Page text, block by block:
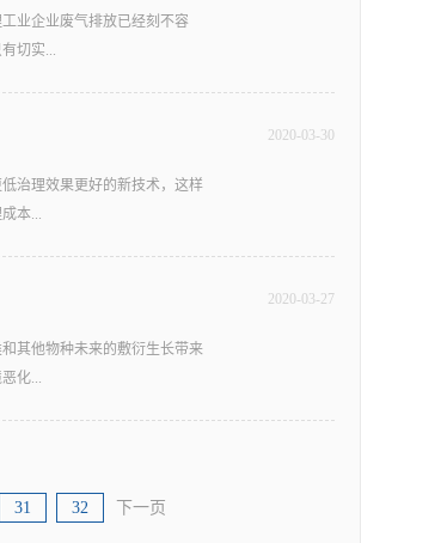
收丙烷。三、燃烧法化工行业
者直接熄灭法处置。需要留意
装有液气别离器和自动加药设
实践风量来进行选择对有机废
匀的液滴，使气液充分接触可
处理设备有针对性地处置有机
而在这样的状态下的有机物难
么就依据工艺来选择适宜的有
。总而言之，有机废气...
业企业废气排放已经刻不容
切实...
下来就来为广大工业企业普及
企业废气排放达不到制定的标
够正常的运营，化工废气处理
作环境也无法令人满意。三、
业企业的员工由于厂区废气的
痛苦，同时也给对应的企业带
类工业企业开始意识到化工废
治理效果更好的新技术，这样
本...
下来就来了解一下具有哪些优
质量可靠的化工废气处理技术
和生物洗涤等具有更好治理效
需要企业投入人力进行后期维
2020 - 03-30
其他物种未来的敷衍生长带来
化...
环境造成不可逆转的伤害，而
都具有很大的优势，也是目前
2020 - 03-27
31 32 下一页